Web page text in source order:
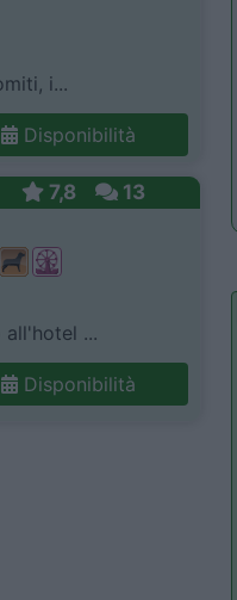
i...
Disponibilità
7,8 13
...
Disponibilità